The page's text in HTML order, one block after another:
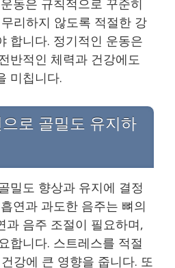
동은 규칙적으로 꾸준히
리하지 않도록 적절한 강
합니다. 정기적인 운동은
반적인 체력과 건강에도
미칩니다.
로 골밀도 유지하
밀도 향상과 유지에 결정
연과 과도한 음주는 뼈의
과 음주 조절이 필요하며,
합니다. 스트레스를 적절
강에 큰 영향을 줍니다. 또